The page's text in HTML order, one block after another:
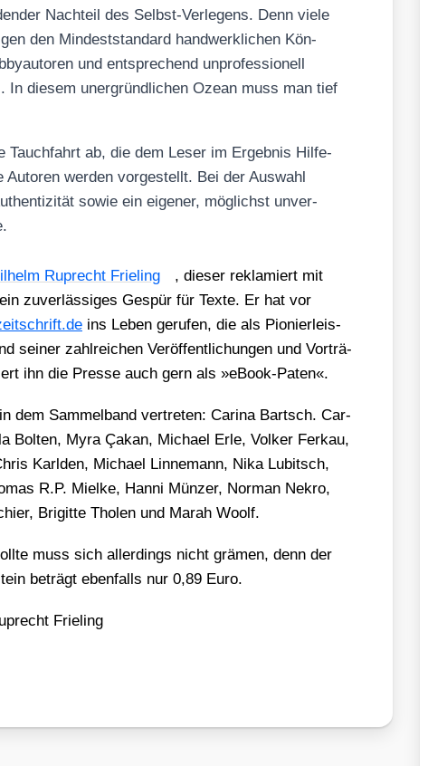
Nach­teil des Selbst-Ver­le­gens. Denn vie­le
den Min­dest­stan­dard hand­werk­li­chen Kön­
und ent­spre­chend unpro­fes­sio­nell
In die­sem uner­gründ­li­chen Oze­an muss man tief
Tauch­fahrt ab, die dem Leser im Ergeb­nis Hil­fe­
wer­den vor­ge­stellt. Bei der Aus­wahl
sowie ein eige­ner, mög­lichst unver­
Ruprecht Frie­ling
, die­ser rekla­miert mit
zuver­läs­si­ges Gespür für Tex­te. Er hat vor
ins Leben geru­fen, die als Pio­nier­leis­
sei­ner zahl­rei­chen Ver­öf­fent­li­chun­gen und Vor­trä­
ihn die Pres­se auch gern als »eBook-Paten«.
dem Sam­mel­band ver­tre­ten: Cari­na Bartsch. Car­
Bol­ten, Myra Çakan, Micha­el Erle, Vol­ker Fer­kau,
Karl­den, Micha­el Lin­ne­mann, Nika Lubit­sch,
R.P. Miel­ke, Han­ni Mün­zer, Nor­man Nekro,
Bri­git­te Tho­len und Marah Woolf.
muss sich aller­dings nicht grä­men, denn der
beträgt eben­falls nur 0,89 Euro.
Frie­ling